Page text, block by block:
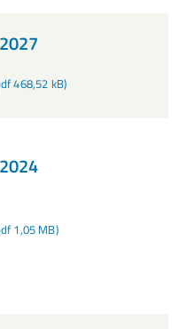
468,52 kB)
1,05 MB)